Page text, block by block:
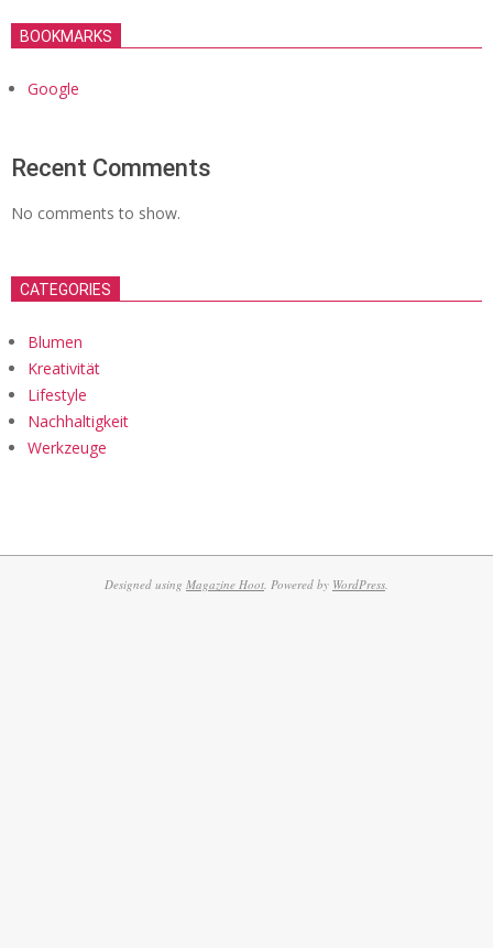
BOOKMARKS
Google
Recent Comments
No comments to show.
CATEGORIES
Blumen
Kreativität
Lifestyle
Nachhaltigkeit
Werkzeuge
Designed using Magazine Hoot. Powered by WordPress.